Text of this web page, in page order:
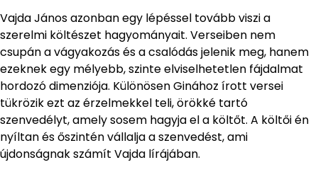
Vajda János azonban egy lépéssel tovább viszi a
szerelmi költészet hagyományait. Verseiben nem
csupán a vágyakozás és a csalódás jelenik meg, hanem
ezeknek egy mélyebb, szinte elviselhetetlen fájdalmat
hordozó dimenziója. Különösen Ginához írott versei
tükrözik ezt az érzelmekkel teli, örökké tartó
szenvedélyt, amely sosem hagyja el a költőt. A költői én
nyíltan és őszintén vállalja a szenvedést, ami
újdonságnak számít Vajda lírájában.